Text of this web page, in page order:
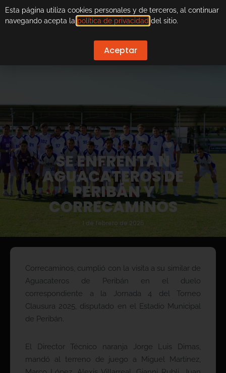
SE ENFRENTAN
AGUACATEROS DE
PERIBÁN Y
CORRECAMINOS
1 de febrero de 2025
Correcaminos, cumplió con la visita a su similar de
Aguacateros de Peribán en el duelo
correspondiente a la Jornada 4 del Torneo
Clausura 2025, disputado en el Estadio Municipal
de Peribán.
El Director Técnico naranja Jorge Luis Dimas,
mandó al terreno de juego a Miguel Martínez,
Esta página utiliza cookies personales y de terceros, al continuar
navegando acepta la política de privacidad del sitio.
Aceptar